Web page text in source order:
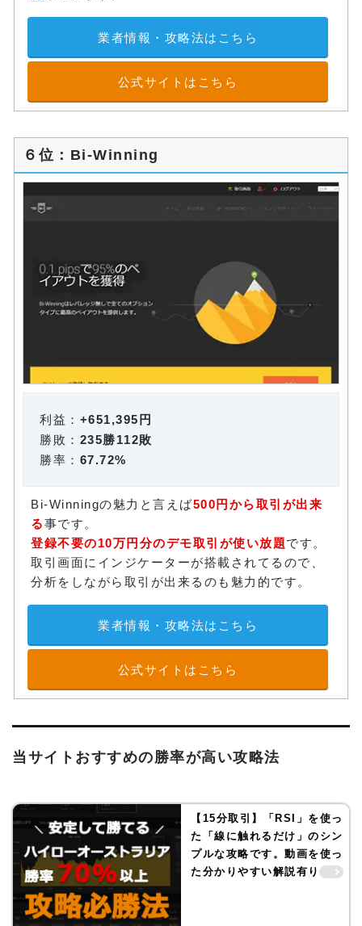
業者情報・攻略法はこちら
公式サイトはこちら
６位：Bi-Winning
利益： +651,395円
勝敗： 235勝112敗
勝率： 67.72%
Bi-Winningの魅力と言えば500円から取引が出来
る事です。
登録不要の10万円分のデモ取引が使い放題です。
取引画面にインジケーターが搭載されてるので、
分析をしながら取引が出来るのも魅力的です。
業者情報・攻略法はこちら
公式サイトはこちら
当サイトおすすめの勝率が高い攻略法
【15分取引】「RSI」を使っ
た「線に触れるだけ」のシン
プルな攻略です。動画を使っ
た分かりやすい解説有り！